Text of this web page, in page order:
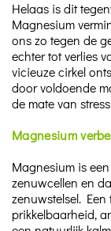
Helaas is dit
Magnesium
ons zo tegen de
echter tot verlies
vicieuze cirkel
door voldoende
de mate van
Magnesium
Magnesium is
zenuwcellen en
zenuwstelsel.
prikkelbaarheid,